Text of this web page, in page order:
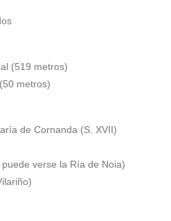
(519 metros)
metros)
de Cornanda (S. XVII)
verse la Ría de Noia)